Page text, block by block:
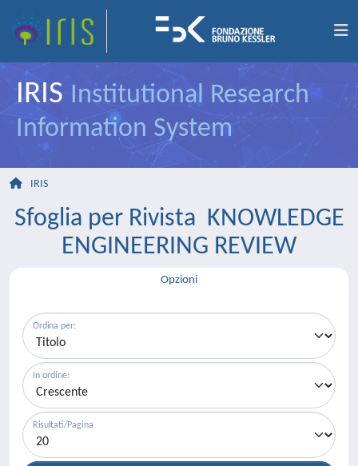
IRIS Institutional Research
Information System
IRIS
Sfoglia per Rivista KNOWLEDGE
ENGINEERING REVIEW
Opzioni
Ordina per:
In ordine:
Risultati/Pagina